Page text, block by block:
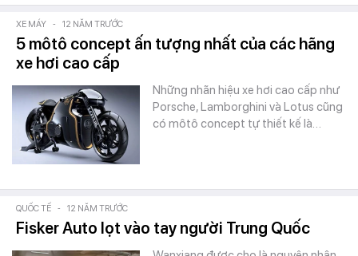
XE MÁY - 12 NĂM TRƯỚC
5 môtô concept ấn tượng nhất của các hãng
xe hơi cao cấp
Những nhãn hiệu xe hơi cao cấp như
Porsche, Lamborghini và Lotus cũng
có môtô concept tự thiết kế là…
QUỐC TẾ - 12 NĂM TRƯỚC
Fisker Auto lọt vào tay người Trung Quốc